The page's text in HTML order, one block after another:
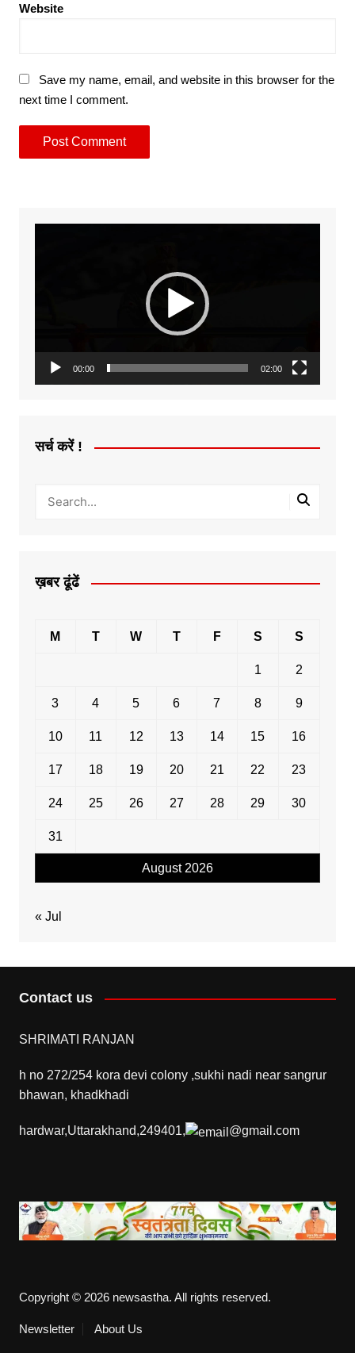
Website
Save my name, email, and website in this browser for the
next time I comment.
00:00 02:00
सर्च करें !
ख़बर ढूंढें
August 2026
M T W T F S S
1 2
3 4 5 6 7 8 9
10 11 12 13 14 15 16
17 18 19 20 21 22 23
24 25 26 27 28 29 30
31
« Jul
Contact us
SHRIMATI RANJAN
h no 272/254 kora devi colony ,sukhi nadi near sangrur
bhawan, khadkhadi
hardwar,Uttarakhand,249401, @gmail.com
Copyright © 2026 newsastha. All rights reserved.
Newsletter About Us